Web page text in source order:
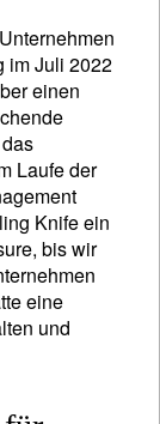
im Juli 2022
einen
Laufe der
Knife ein
bis wir
eine
und